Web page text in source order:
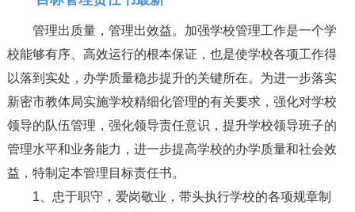
管理出质量，管理出效益。加强学校管理工作是一个学
校能够有序、高效运行的根本保证，也是使学校各项工作得
以落到实处，办学质量稳步提升的关键所在。为进一步落实
新密市教体局实施学校精细化管理的有关要求，强化对学校
领导的队伍管理，强化领导责任意识，提升学校领导班子的
管理水平和业务能力，进一步提高学校的办学质量和社会效
益，特制定本管理目标责任书。
1、忠于职守，爱岗敬业，带头执行学校的各项规章制